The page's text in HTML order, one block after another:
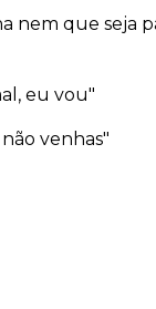
nem que seja
eu vou"
venhas"